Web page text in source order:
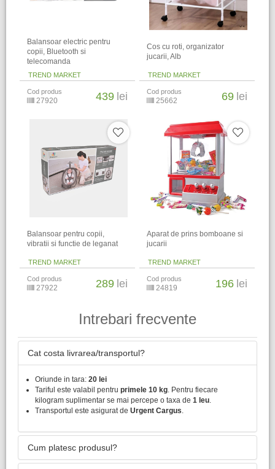
Balansoar electric pentru
copii, Bluetooth si
telecomanda
TREND MARKET
Cod produs
27920 439 lei
Cos cu roti, organizator
jucarii, Alb
TREND MARKET
Cod produs
25662 69 lei
Balansoar pentru copii,
vibratii si functie de leganat
TREND MARKET
Cod produs
27922 289 lei
Aparat de prins bomboane si
jucarii
TREND MARKET
Cod produs
24819 196 lei
Intrebari frecvente
Cat costa livrarea/transportul?
Oriunde in tara: 20 lei
Tariful este valabil pentru primele 10 kg . Pentru fiecare
kilogram suplimentar se mai percepe o taxa de 1 leu
Transportul este asigurat de Urgent Cargus
Cum platesc produsul?